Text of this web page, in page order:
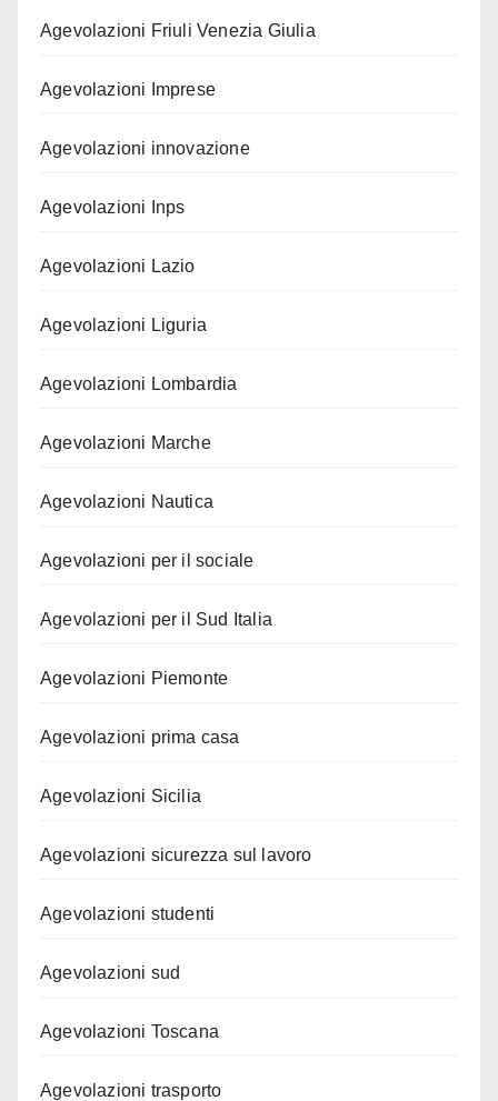
Agevolazioni Friuli Venezia Giulia
Agevolazioni Imprese
Agevolazioni innovazione
Agevolazioni Inps
Agevolazioni Lazio
Agevolazioni Liguria
Agevolazioni Lombardia
Agevolazioni Marche
Agevolazioni Nautica
Agevolazioni per il sociale
Agevolazioni per il Sud Italia
Agevolazioni Piemonte
Agevolazioni prima casa
Agevolazioni Sicilia
Agevolazioni sicurezza sul lavoro
Agevolazioni studenti
Agevolazioni sud
Agevolazioni Toscana
Agevolazioni trasporto